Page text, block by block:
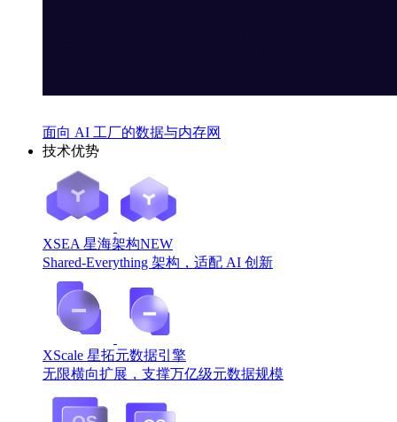
面向 AI 工厂的数据与内存网
技术优势
XSEA 星海架构NEW
Shared-Everything 架构，适配 AI 创新
XScale 星拓元数据引擎
无限横向扩展，支撑万亿级元数据规模